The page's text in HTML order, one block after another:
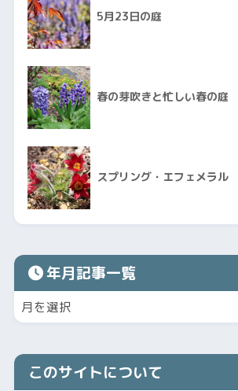
5月23日の庭
春の芽吹きと忙しい春の庭
スプリング・エフェメラル
年月記事一覧
このサイトについて